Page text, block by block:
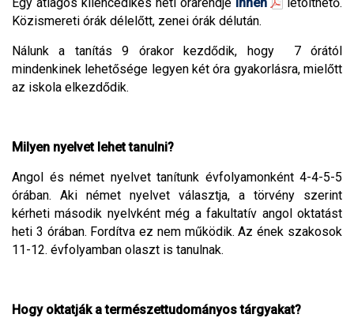
Közismereti órák délelőtt, zenei órák délután.
Nálunk a tanítás 9 órakor kezdődik, hogy 7 órától
mindenkinek lehetősége legyen két óra gyakorlásra, mielőtt
az iskola elkezdődik.
Milyen nyelvet lehet tanulni?
Angol és német nyelvet tanítunk évfolyamonként 4-4-5-5
órában. Aki német nyelvet választja, a törvény szerint
kérheti második nyelvként még a fakultatív angol oktatást
heti 3 órában. Fordítva ez nem működik. Az ének szakosok
11-12. évfolyamban olaszt is tanulnak.
Hogy oktatják a természettudományos tárgyakat?